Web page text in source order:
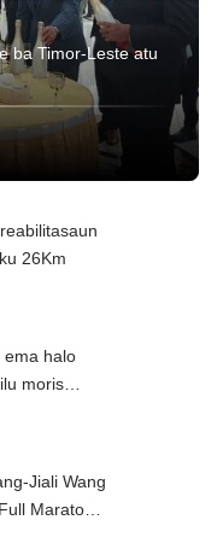
ba Timor-Leste atu
26Km
ema halo
moris
Jiali Wang
Maratona